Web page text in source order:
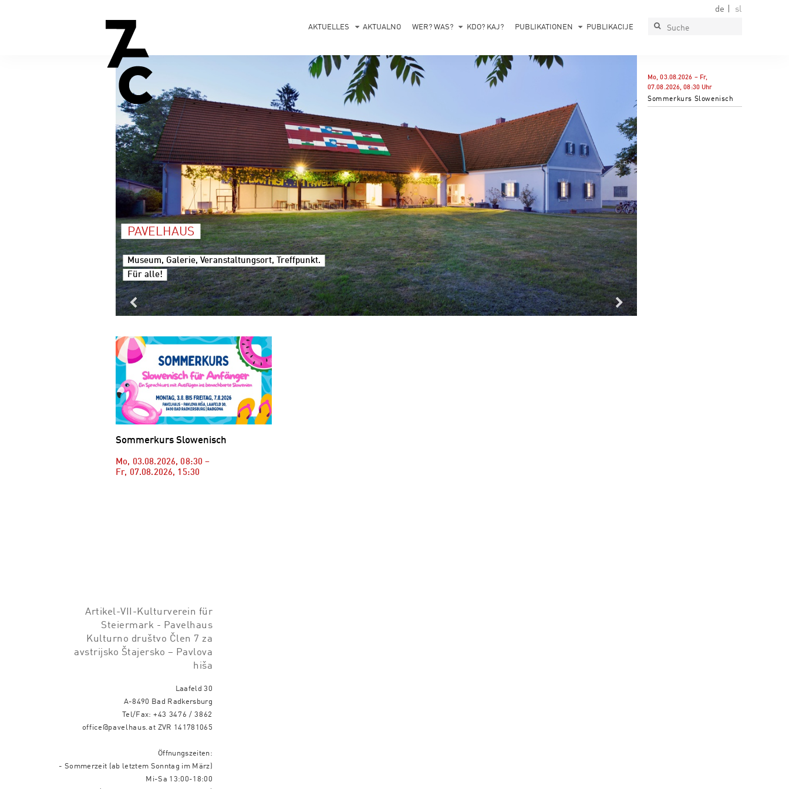
de sl
AKTUELLES AKTUALNO WER? WAS? KDO? KAJ? PUBLIKATIONEN PUBLIKACIJE
PAVELHAUS
Museum, Galerie, Veranstaltungsort, Treffpunkt.
Für alle!
Mo, 03.08.2026 – Fr,
07.08.2026,08:30 Uhr
Sommerkurs Slowenisch
Sommerkurs Slowenisch
Mo, 03.08.2026, 08:30 –
Fr, 07.08.2026, 15:30
Artikel-VII-Kulturverein für
Steiermark - Pavelhaus
Kulturno društvo Člen 7 za
avstrijsko Štajersko – Pavlova
hiša
Laafeld 30
A-8490 Bad Radkersburg
Tel/Fax:+43 3476 / 3862
office@pavelhaus.at ZVR 141781065
Öffnungszeiten:
- Sommerzeit (ab letztem Sonntag im März)
Mi-Sa 13:00-18:00